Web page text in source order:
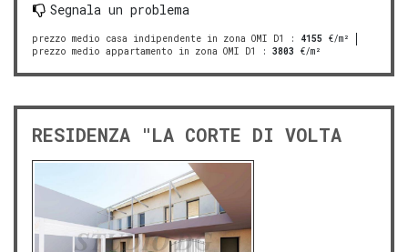
Segnala un problema
prezzo medio casa indipendente in zona OMI D1 : 4155 €/m²
prezzo medio appartamento in zona OMI D1
: 3803 €/m²
RESIDENZA "LA CORTE DI VOLTA